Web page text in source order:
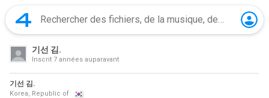
기선 김.
Inscrit 7 années auparavant
기선 김.
Korea, Republic of